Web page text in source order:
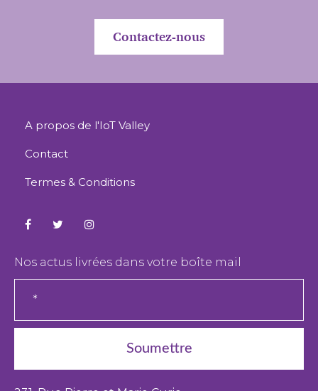
Contactez-nous
A propos de l'IoT Valley
Contact
Termes & Conditions
Nos actus livrées dans votre boîte mail